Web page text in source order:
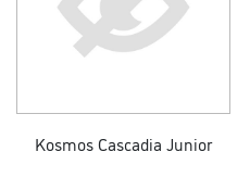
Kosmos Cascadia Junior